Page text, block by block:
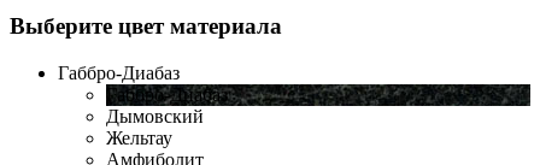
Выберите цвет материала
Габбро-Диабаз
Габбро-Диабаз
Дымовский
Жельтау
Амфиболит